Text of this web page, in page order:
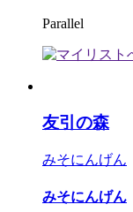
Parallel
友引の森
みそにんげん
みそにんげん